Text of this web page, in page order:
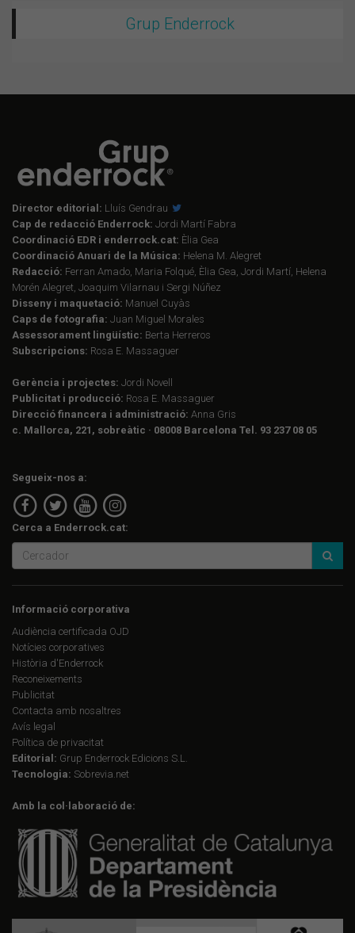
Grup Enderrock
Director editorial: Lluís Gendrau
Cap de redacció Enderrock: Jordi Martí Fabra
Coordinació EDR i enderrock.cat: Èlia Gea
Coordinació Anuari de la Música: Helena M. Alegret
Redacció: Ferran Amado, Maria Folqué, Èlia Gea, Jordi Martí, Helena
Morén Alegret, Joaquim Vilarnau i Sergi Núñez
Disseny i maquetació: Manuel Cuyàs
Caps de fotografia: Juan Miguel Morales
Assessorament lingüístic: Berta Herreros
Subscripcions: Rosa E. Massaguer
Gerència i projectes: Jordi Novell
Publicitat i producció: Rosa E. Massaguer
Direcció financera i administració: Anna Gris
c. Mallorca, 221, sobreàtic · 08008 Barcelona Tel. 93 237 08 05
Segueix-nos a:
Cerca a Enderrock.cat:
Informació corporativa
Audiència certificada OJD
Notícies corporatives
Història d'Enderrock
Reconeixements
Publicitat
Contacta amb nosaltres
Avís legal
Política de privacitat
Editorial: Grup Enderrock Edicions S.L.
Tecnologia: Sobrevia.net
Amb la col·laboració de: